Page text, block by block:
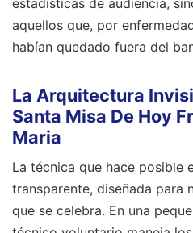
estadísticas de audiencia,
aquellos que, por
habían quedado fuera del
La Arquitectura
Santa Misa De Hoy
Maria
La técnica que hace posible
transparente, diseñada para
que se celebra. En una